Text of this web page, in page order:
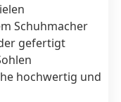
Schuhmacher
gefertigt
hochwertig und